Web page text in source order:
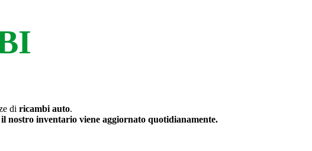
di ricambi auto.
il nostro inventario viene aggiornato quotidianamente.